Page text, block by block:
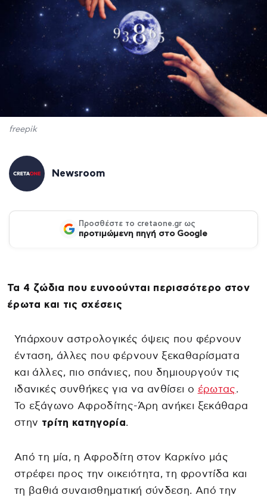
freepik
Newsroom
Προσθέστε το cretaone.gr ως
προτιμώμενη πηγή στο Google
Τα 4 ζώδια που ευνοούνται περισσότερο στον
έρωτα και τις σχέσεις
Υπάρχουν αστρολογικές όψεις που φέρνουν
ένταση, άλλες που φέρνουν ξεκαθαρίσματα
και άλλες, πιο σπάνιες, που δημιουργούν τις
ιδανικές συνθήκες για να ανθίσει ο έρωτας.
Το εξάγωνο Αφροδίτης-Άρη ανήκει ξεκάθαρα
στην τρίτη κατηγορία.
Από τη μία, η Αφροδίτη στον Καρκίνο μάς
στρέφει προς την οικειότητα, τη φροντίδα και
τη βαθιά συναισθηματική σύνδεση. Από την